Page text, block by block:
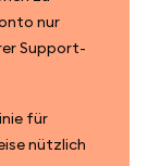
nur
Support-
für
nützlich